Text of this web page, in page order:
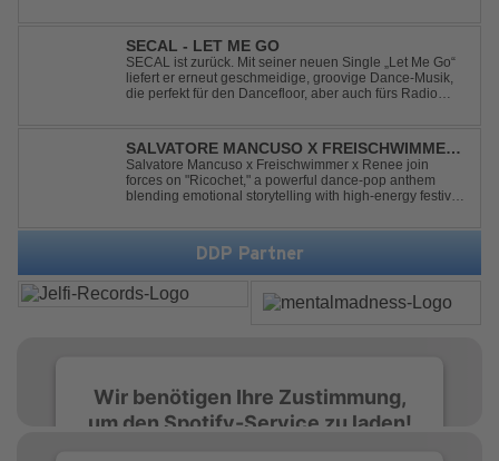
clumsiness into confid...
SECAL - LET ME GO
SECAL ist zurück. Mit seiner neuen Single „Let Me Go“
liefert er erneut geschmeidige, groovige Dance-Musik,
die perfekt für den Dancefloor, aber auch fürs Radio
gespannt sein, was als Nächstes...
SALVATORE MANCUSO X FREISCHWIMMER
X RENEE - RICOCHET
Salvatore Mancuso x Freischwimmer x Renee join
forces on "Ricochet," a powerful dance-pop anthem
blending emotional storytelling with high-energy festival
track transforms a timeless theme into a fresh, modern
dance experience. Crafted by...
DDP Partner
Wir benötigen Ihre Zustimmung,
um den Spotify-Service zu laden!